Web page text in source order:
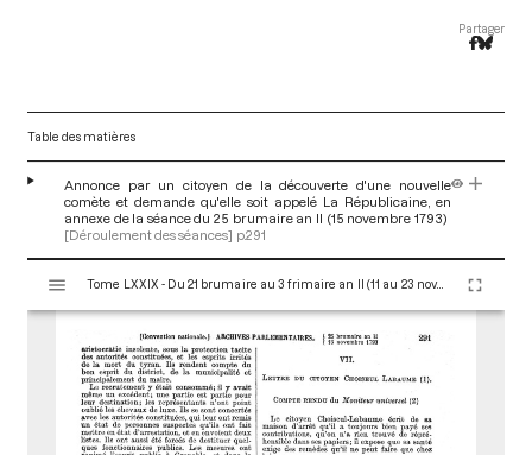
Partager
Table des matières
Annonce par un citoyen de la découverte d'une nouvelle
comète et demande qu'elle soit appelé La Républicaine, en
annexe de la séance du 25 brumaire an II (15 novembre 1793)
[Déroulement des séances] p.291
s
Tome LXXIX - Du 21 brumaire au 3 frimaire an II (11 au 23 novembre 1793)